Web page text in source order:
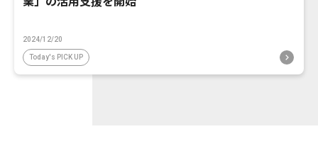
2024/12/20
Today's PICK UP